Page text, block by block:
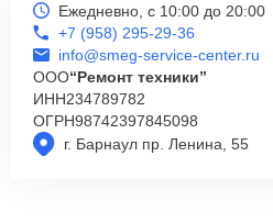
г. Барнаул пр. Ленина, 55
Ежедневно, с 10:00 до 20:00
+7 (958) 295-29-36
info@smeg-service-center.ru
ООО“Ремонт техники”
ИНН234789782
ОГРН98742397845098